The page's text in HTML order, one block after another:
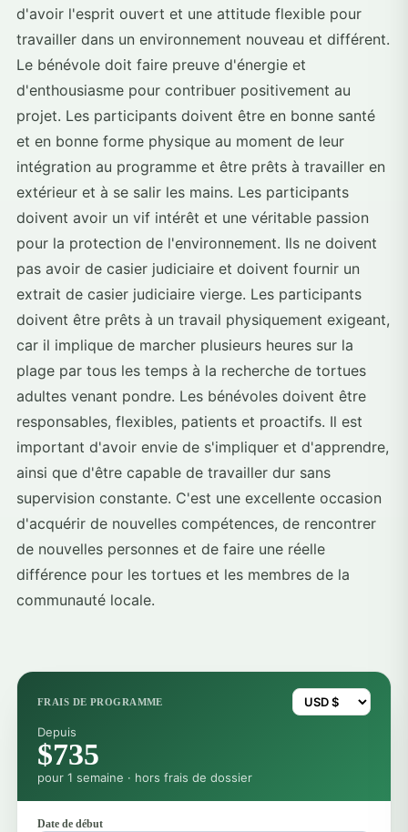
d'avoir l'esprit ouvert et une attitude flexible pour
travailler dans un environnement nouveau et différent.
Le bénévole doit faire preuve d'énergie et
d'enthousiasme pour contribuer positivement au
projet. Les participants doivent être en bonne santé
et en bonne forme physique au moment de leur
intégration au programme et être prêts à travailler en
extérieur et à se salir les mains. Les participants
doivent avoir un vif intérêt et une véritable passion
pour la protection de l'environnement. Ils ne doivent
pas avoir de casier judiciaire et doivent fournir un
extrait de casier judiciaire vierge. Les participants
doivent être prêts à un travail physiquement exigeant,
car il implique de marcher plusieurs heures sur la
plage par tous les temps à la recherche de tortues
adultes venant pondre. Les bénévoles doivent être
responsables, flexibles, patients et proactifs. Il est
important d'avoir envie de s'impliquer et d'apprendre,
ainsi que d'être capable de travailler dur sans
supervision constante. C'est une excellente occasion
d'acquérir de nouvelles compétences, de rencontrer
de nouvelles personnes et de faire une réelle
différence pour les tortues et les membres de la
communauté locale.
FRAIS DE PROGRAMME
Depuis
$735
pour 1 semaine · hors frais de dossier
Date de début